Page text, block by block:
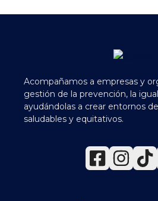
Acompañamos a empresas y
gestión de la prevención, la
ayudándolas a crear entornos
saludables y equitativos.